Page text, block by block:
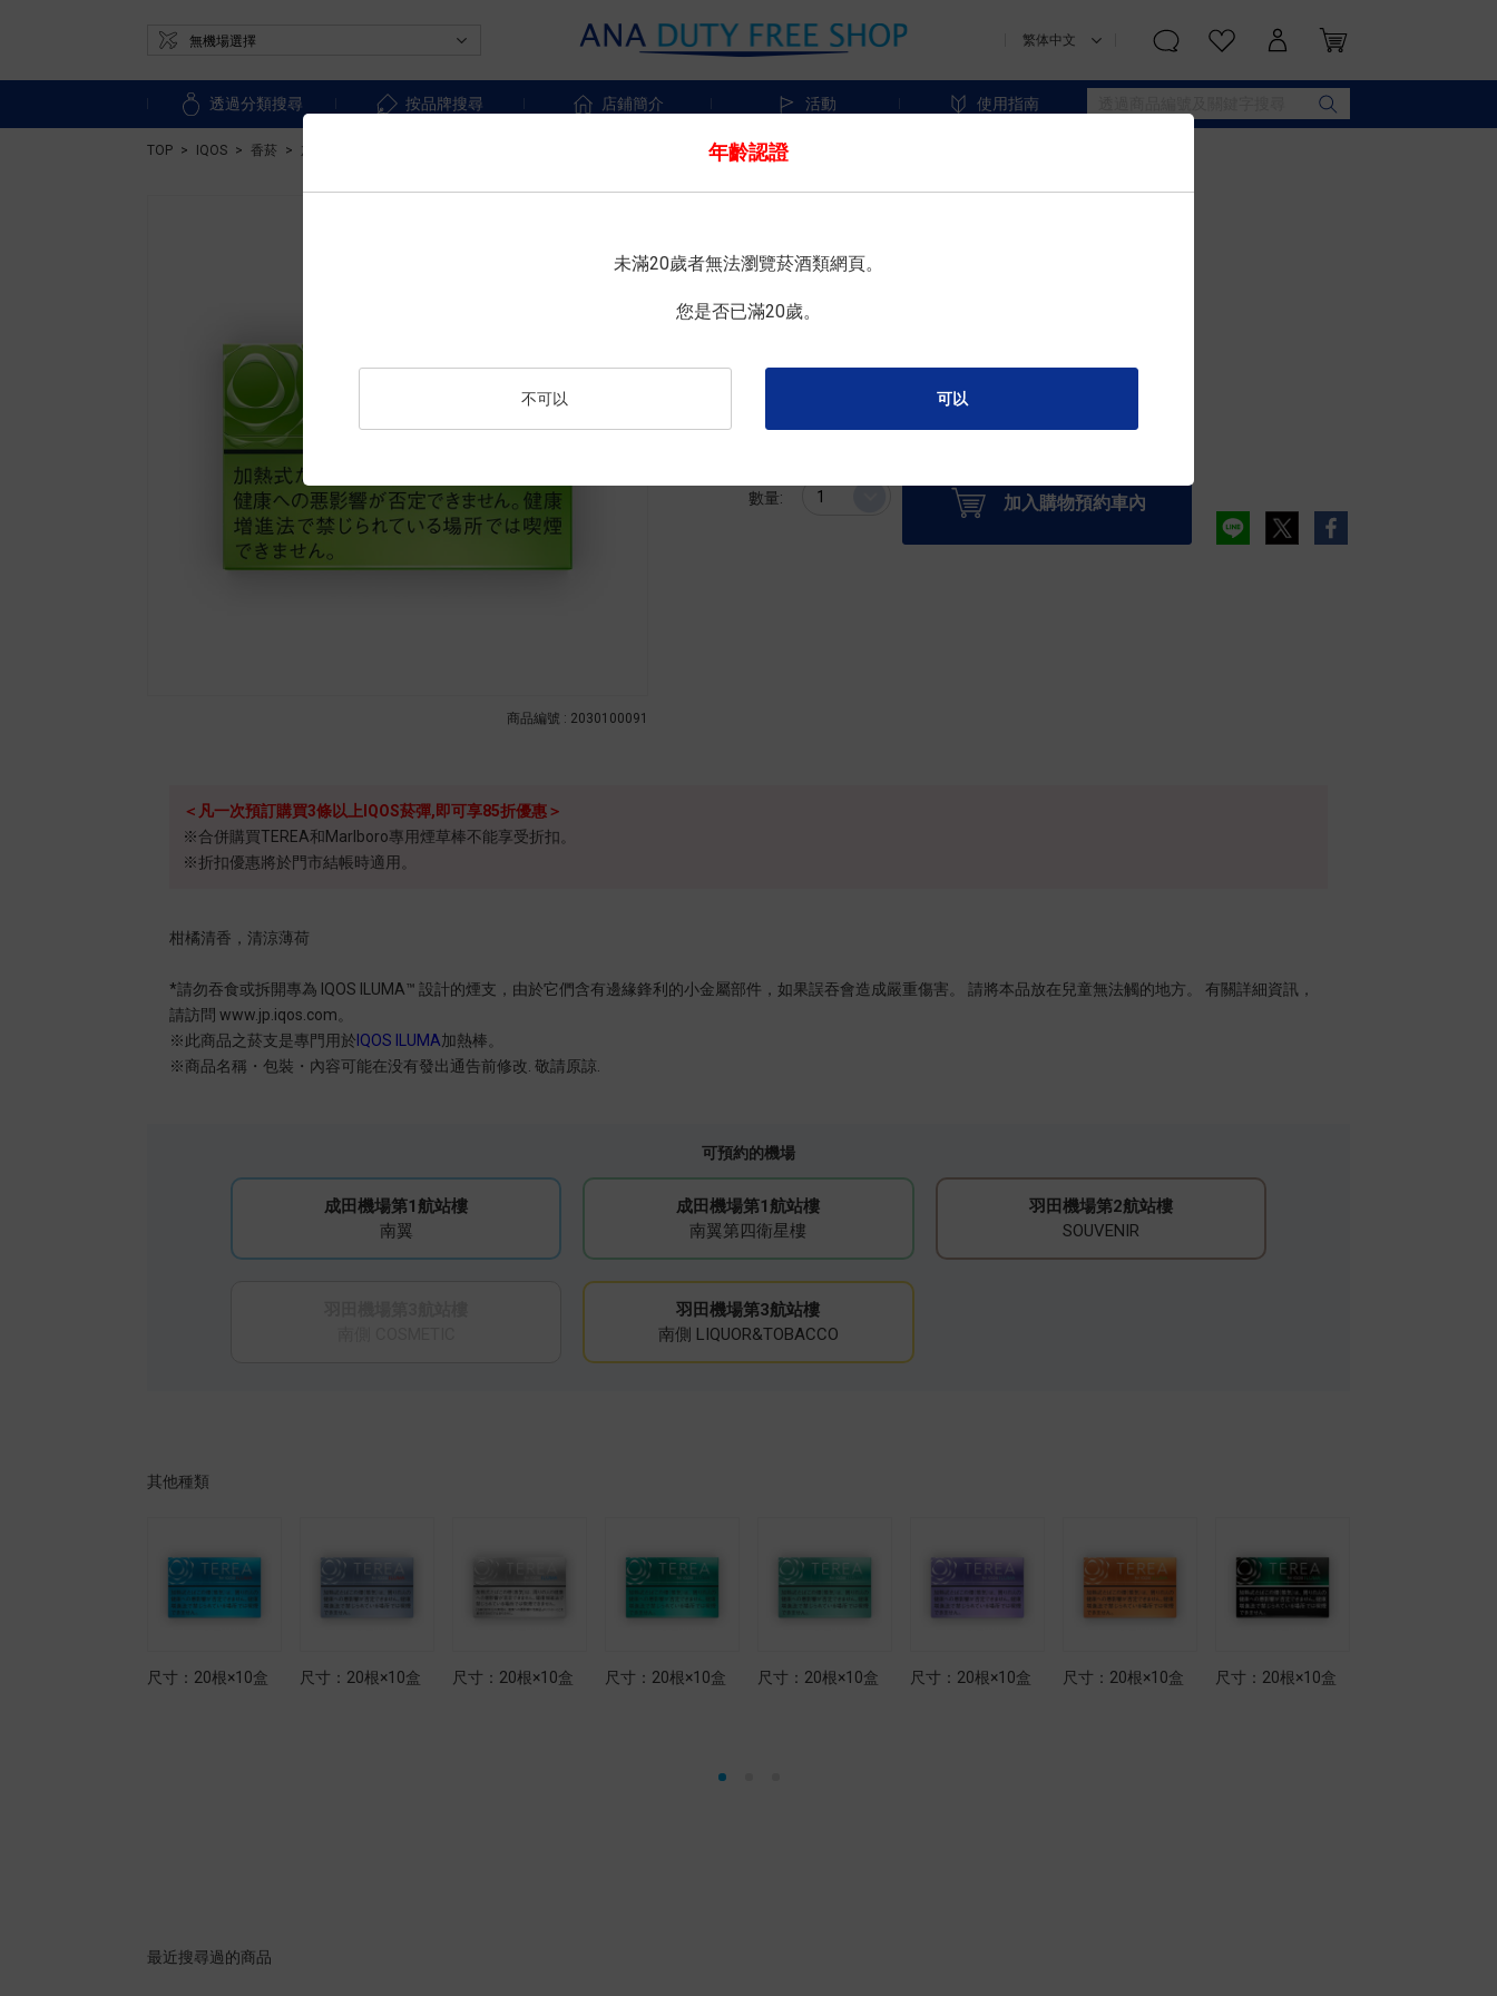
透過分類搜尋 按品牌搜尋 店鋪簡介 活動 使用指南
TOP IQOS 香菸 加熱式香菸
商品編號 : 2030100091
IQOS
數量: 加入購物預約車內
＜凡一次預訂購買3條以上IQOS菸彈,即可享85折優惠＞
※合併購買TEREA和Marlboro專用煙草棒不能享受折扣。
※折扣優惠將於門市結帳時適用。
柑橘清香，清涼薄荷
*請勿吞食或拆開專為 IQOS ILUMA™ 設計的煙支，由於它們含有邊緣鋒利的小金屬部件，如果誤吞會造成嚴重傷害。 請將本品放在兒童無法觸的地方。 有關詳細資訊，
請訪問 www.jp.iqos.com。
※此商品之菸支是專門用於 IQOS ILUMA加熱棒。
※商品名稱・包裝・內容可能在没有發出通告前修改. 敬請原諒.
可預約的機場
成田機場第1航站樓
南翼
成田機場第1航站樓
南翼第四衛星樓
羽田機場第2航站樓
SOUVENIR
羽田機場第3航站樓
南側 LIQUOR&TOBACCO
其他種類
尺寸：20根×10盒 尺寸：20根×10盒 尺寸：20根×10盒 尺寸：20根×10盒 尺寸：20根×10盒 尺寸：20根×10盒 尺寸：20根×10盒 尺寸：20根×10盒
最近搜尋過的商品
年齡認證
未滿20歲者無法瀏覽菸酒類網頁。
您是否已滿20歲。
不可以